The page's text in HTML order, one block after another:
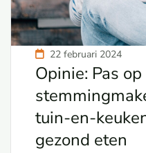
22 februari 2024
Opinie: Pas
tuin-en-
gezond eten